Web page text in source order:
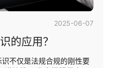
2025-06-07
的应用？
不仅是法规合规的刚性要